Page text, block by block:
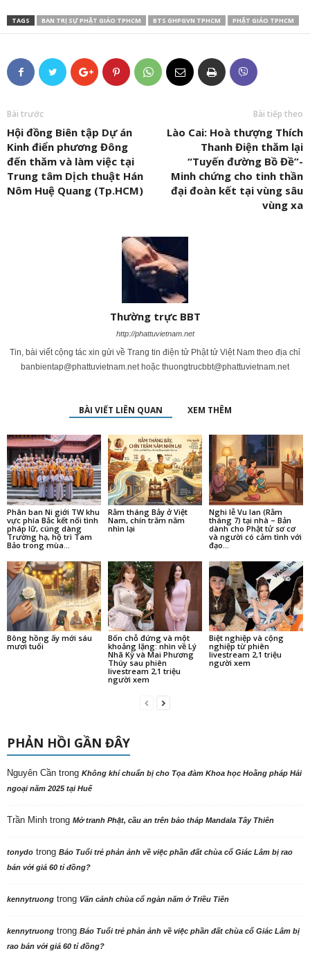
TAGS BAN TRỊ SỰ PHẬT GIÁO TPHCM BTS GHPGVN TPHCM PHẬT GIÁO TPHCM
Bài trước
Hội đồng Biên tập Dự án
Kinh điển phương Đông
đến thăm và làm việc tại
Trung tâm Dịch thuật Hán
Nôm Huệ Quang (Tp.HCM)
Bài tiếp theo
Lào Cai: Hoà thượng Thích
Thanh Điện thăm lại
“Tuyến đường Bồ Đề”-
Minh chứng cho tinh thần
đại đoàn kết tại vùng sâu
vùng xa
Thường trực BBT
http://phattuvietnam.net
Tin, bài viết cộng tác xin gửi về Trang tin điện tử Phật tử Việt Nam theo địa chỉ
banbientap@phattuvietnam.nethoặc thuongtrucbbt@phattuvietnam.net
BÀI VIẾT LIÊN QUAN XEM THÊM
Phân ban Ni giới TW khu
vực phía Bắc kết nối tình
pháp lữ, cúng dàng
Trường hạ, hộ trì Tam
Bảo trong mùa...
Rằm tháng Bảy ở Việt
Nam, chín trăm năm
nhìn lại
Nghi lễ Vu lan (Rằm
tháng 7) tại nhà – Bản
dành cho Phật tử sơ cơ
và người có cảm tình với
đạo...
Bông hồng ấy mới sáu
mươi tuổi
Bốn chỗ đứng và một
khoảng lặng: nhìn về Lý
Nhã Kỳ và Mai Phương
Thúy sau phiên
livestream 2,1 triệu
người xem
Biệt nghiệp và cộng
nghiệp từ phiên
livestream 2,1 triệu
người xem
PHẢN HỒI GẦN ĐÂY
Nguyên Cần trong Không khí chuẩn bị cho Tọa đàm Khoa học Hoằng pháp Hải
ngoại năm 2025 tại Huế
Trần Minh trong Mở tranh Phật, cầu an trên bảo tháp Mandala Tây Thiên
tonydo trong Báo Tuổi trẻ phản ảnh về việc phần đất chùa cổ Giác Lâm bị rao
bán với giá 60 tỉ đồng?
kennytruong trong Vãn cảnh chùa cổ ngàn năm ở Triều Tiên
kennytruong trong Báo Tuổi trẻ phản ảnh về việc phần đất chùa cổ Giác Lâm bị
rao bán với giá 60 tỉ đồng?